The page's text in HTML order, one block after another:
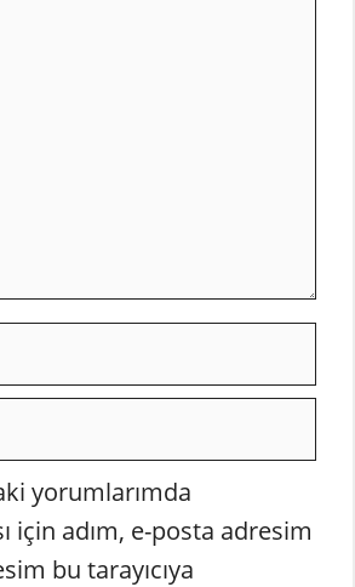
yorumlarımda
için adım, e-posta adresim
bu tarayıcıya